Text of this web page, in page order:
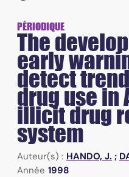
PÉRIODIQUE
The
early
detect
drug use in
illicit drug
system
Auteur(s) : HANDO, J. ;
Année 1998